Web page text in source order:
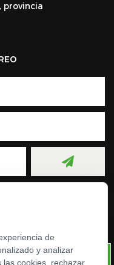
provincia
de
y analizar
las cookies, rechazar